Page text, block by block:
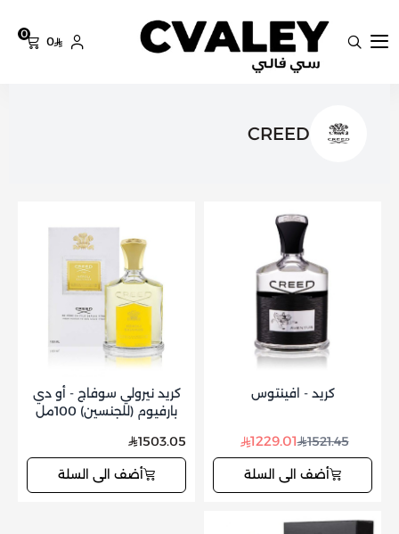
سي فالي
0
0
CREED
كريد - افينتوس
1521.45
1229.01
أضف الى السلة
كريد نيرولي سوفاج - أو دي
بارفيوم (للجنسين) 100مل
1503.05
أضف الى السلة